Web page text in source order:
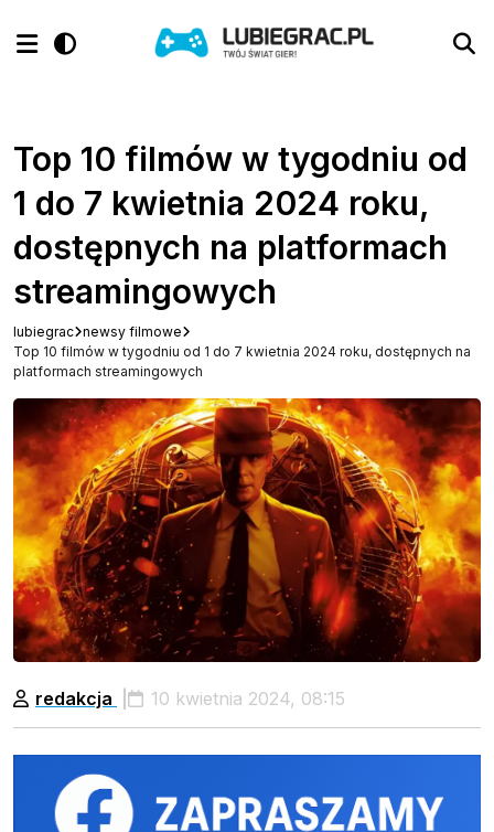
Top 10 filmów w tygodniu od
1 do 7 kwietnia 2024 roku,
dostępnych na platformach
streamingowych
lubiegrac newsy filmowe
Top 10 filmów w tygodniu od 1 do 7 kwietnia 2024 roku, dostępnych na
platformach streamingowych
redakcja 10 kwietnia 2024, 08:15